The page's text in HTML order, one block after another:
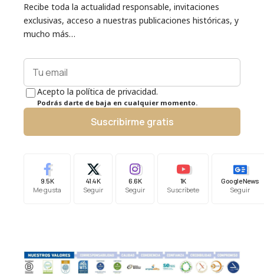
Recibe toda la actualidad responsable, invitaciones
exclusivas, acceso a nuestras publicaciones históricas, y
mucho más…
Acepto la política de privacidad.
Podrás darte de baja en cualquier momento.
Suscribirme gratis
9.5K
Me gusta
41.4K
Seguir
6.6K
Seguir
1K
Suscríbete
Google News
Seguir